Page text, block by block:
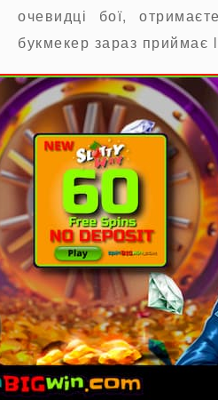
очевидці бої,
букмекер зараз приймає